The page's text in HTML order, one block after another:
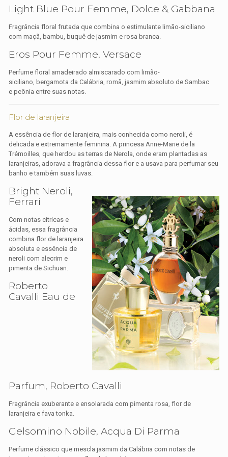
Light Blue Pour Femme, Dolce & Gabbana
Fragrância floral frutada que combina o estimulante limão-siciliano
com maçã, bambu, buquê de jasmim e rosa branca.
Eros Pour Femme, Versace
Perfume floral amadeirado almiscarado com limão-
siciliano, bergamota da Calábria, romã, jasmim absoluto de Sambac
e peônia entre suas notas.
Flor de laranjeira
A essência de flor de laranjeira, mais conhecida como neroli, é
delicada e extremamente feminina. A princesa Anne-Marie de la
Trémoilles, que herdou as terras de Nerola, onde eram plantadas as
laranjeiras, adorava a fragrância dessa flor e a usava para perfumar seu
banho e também suas luvas.
Bright Neroli,
Ferrari
Com notas cítricas e
ácidas, essa fragrância
combina flor de laranjeira
absoluta e essência de
neroli com alecrim e
pimenta de Sichuan.
Roberto
Cavalli Eau de
Parfum, Roberto Cavalli
Fragrância exuberante e ensolarada com pimenta rosa, flor de
laranjeira e fava tonka.
Gelsomino Nobile, Acqua Di Parma
Perfume clássico que mescla jasmim da Calábria com notas de